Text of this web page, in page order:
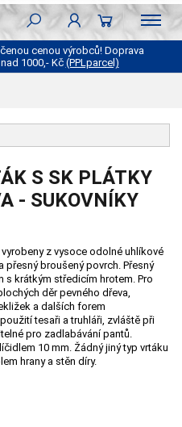
cenou výrobců! Doprava
1000,- Kč(PPLparcel)
S SK PLÁTKY
- SUKOVNÍKY
z vysoce odolné uhlíkové
přesný broušený povrch. Přesný
s krátkým středicím hrotem. Pro
děr pevného dřeva,
a dalších forem
tesaři a truhláři, zvláště při
pro zadlabávání pantů.
10 mm. Žádný jiný typ vrtáku
hrany a stěn díry.